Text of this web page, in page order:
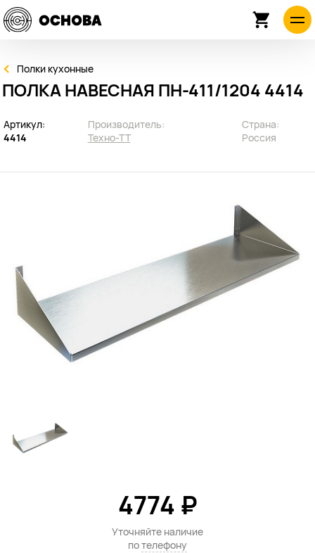
Полки кухонные
ПОЛКА НАВЕСНАЯ ПН-411/1204 4414
Артикул:
4414
Производитель:
Техно-ТТ
Страна:
Россия
4774 ₽
Уточняйте наличие
потелефону